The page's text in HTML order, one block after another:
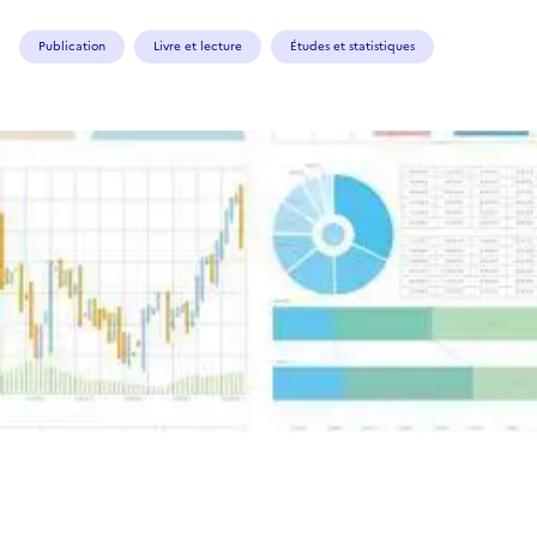
Publication Livre et lecture Études et statistiques